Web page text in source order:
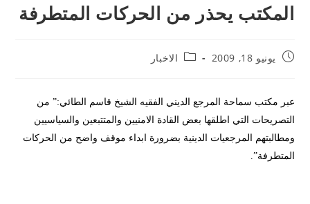
المكتب يحذر من الحركات المتطرفة
يونيو 18, 2009 الاخبار
عبر مكتب سماحة المرجع الديني الفقيه الشيخ قاسم الطائي:” من
التصريحات التي اطلقها بعض القادة الامنيين والمتتبعين والسياسيين
ومطالبتهم المرجعيات الدينية بضرورة ابداء موقف واضح من الحركات
المتطرفة”.